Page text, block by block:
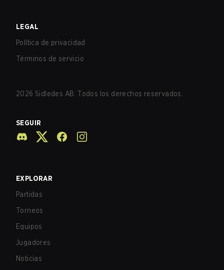
LEGAL
Política de privacidad
Términos de servicio
2026 Sidledes AB. Todos los derechos reservados.
SEGUIR
EXPLORAR
Partidas
Torneos
Equipos
Jugadores
Noticias